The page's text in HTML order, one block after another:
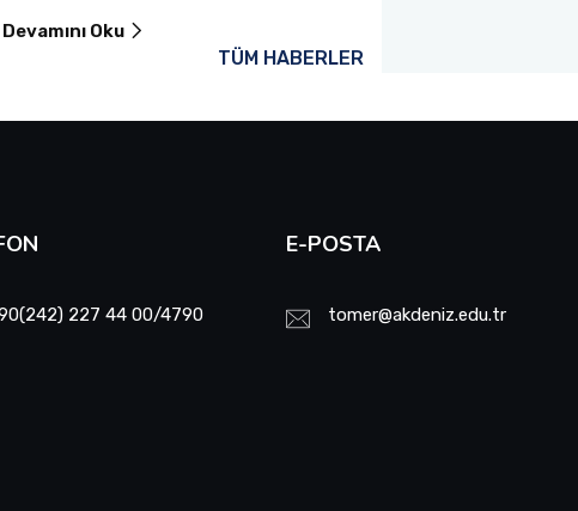
Devamını Oku
TÜM HABERLER
227 44 00/4790
E-POSTA
tomer@akdeniz.edu.tr